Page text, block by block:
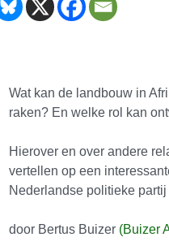
Wat kan de landbouw in
raken? En welke rol kan
Hierover en over andere
vertellen op een
Nederlandse politieke partij
door Bertus Buizer (Buizer